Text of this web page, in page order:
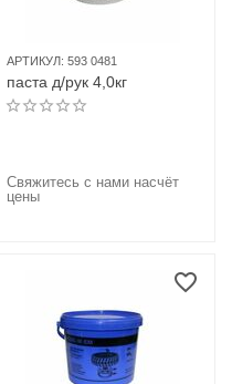
АРТИКУЛ: 593 0481
паста д/рук 4,0кг
Свяжитесь с нами насчёт
цены